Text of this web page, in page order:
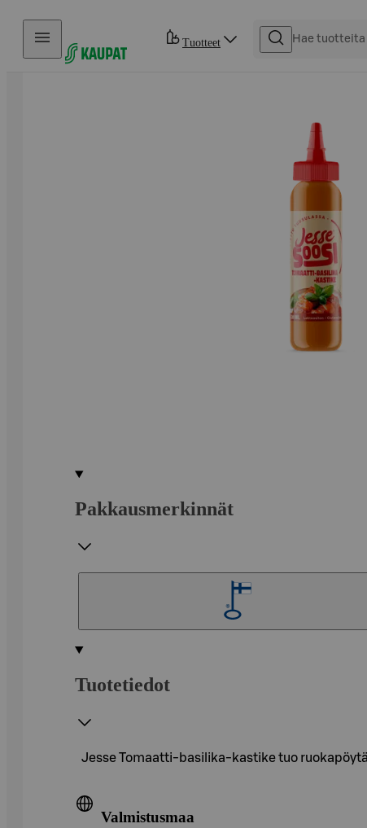
Hyppää sisältöön
Tuotteet
Pakkausmerkinnät
Tuotetiedot
Jesse Tomaatti-basilika-kastike tuo
Valmistusmaa